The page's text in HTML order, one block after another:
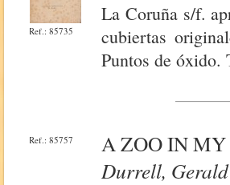
Ref.: 85735
La Coruña s/f.
cubiertas
Puntos de
Ref.: 85757
A ZOO IN
Durrell, Gerald